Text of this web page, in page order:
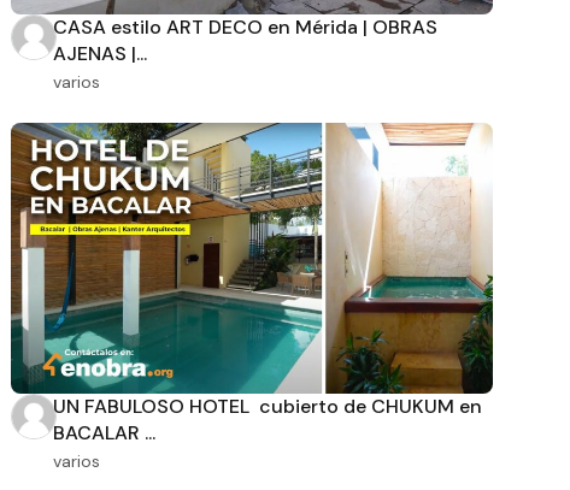
CASA estilo ART DECO en Mérida | OBRAS
AJENAS |...
varios
UN FABULOSO HOTEL cubierto de CHUKUM en
BACALAR ...
varios